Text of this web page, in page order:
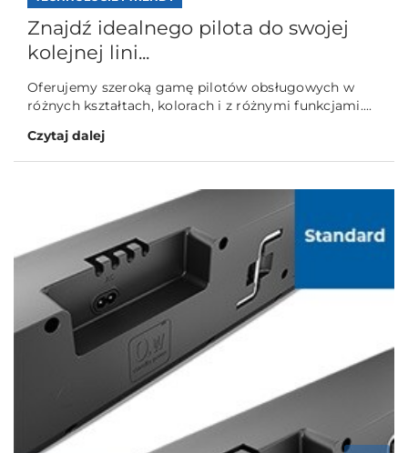
Znajdź idealnego pilota do swojej
kolejnej lini...
Oferujemy szeroką gamę pilotów obsługowych w
różnych kształtach, kolorach i z różnymi funkcjami....
Czytaj dalej